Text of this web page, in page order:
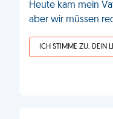
Heute kam mein
aber wir müssen